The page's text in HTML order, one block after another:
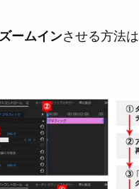
ズームインさせる方法